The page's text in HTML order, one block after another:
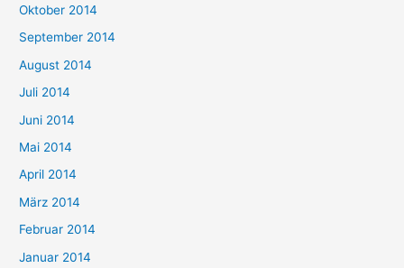
Oktober 2014
September 2014
August 2014
Juli 2014
Juni 2014
Mai 2014
April 2014
März 2014
Februar 2014
Januar 2014